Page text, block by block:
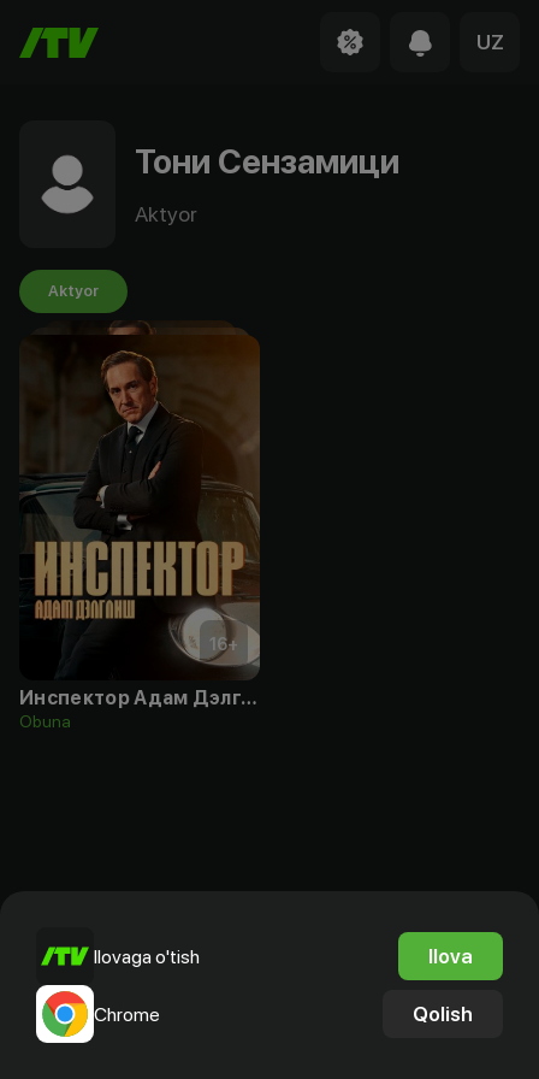
UZ
Тони Сензамици
Aktyor
Aktyor
16+
Инспектор Адам Дэлглиш
Obuna
Ilovaga o'tish Ilova
Chrome Qolish